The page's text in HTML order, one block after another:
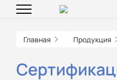
Главная Продукция